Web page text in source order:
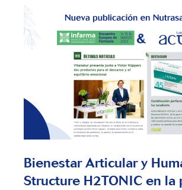
Bienestar Articular y
Structure H2TONIC en la